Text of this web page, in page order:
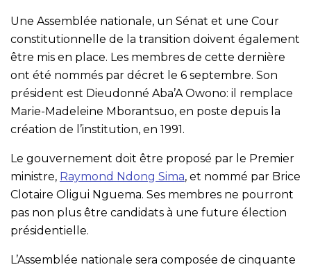
Une Assemblée nationale, un Sénat et une Cour
constitutionnelle de la transition doivent également
être mis en place. Les membres de cette dernière
ont été nommés par décret le 6 septembre. Son
président est Dieudonné Aba’A Owono: il remplace
Marie-Madeleine Mborantsuo, en poste depuis la
création de l’institution, en 1991.
Le gouvernement doit être proposé par le Premier
ministre, Raymond Ndong Sima, et nommé par Brice
Clotaire Oligui Nguema. Ses membres ne pourront
pas non plus être candidats à une future élection
présidentielle.
L’Assemblée nationale sera composée de cinquante